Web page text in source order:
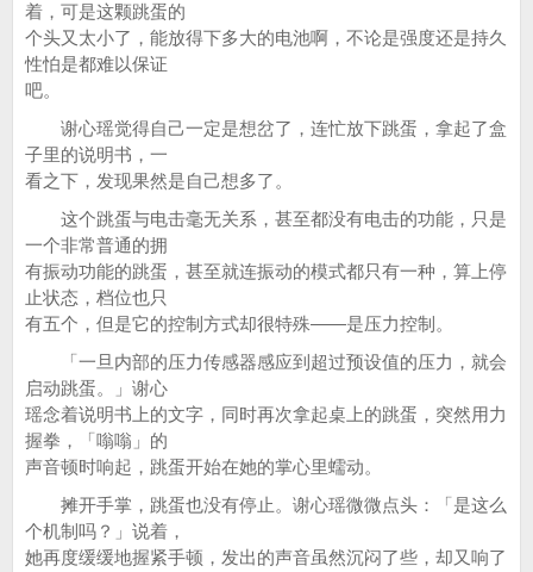
着，可是这颗跳蛋的
个头又太小了，能放得下多大的电池啊，不论是强度还是持久
性怕是都难以保证
吧。
谢心瑶觉得自己一定是想岔了，连忙放下跳蛋，拿起了盒
子里的说明书，一
看之下，发现果然是自己想多了。
这个跳蛋与电击毫无关系，甚至都没有电击的功能，只是
一个非常普通的拥
有振动功能的跳蛋，甚至就连振动的模式都只有一种，算上停
止状态，档位也只
有五个，但是它的控制方式却很特殊——是压力控制。
「一旦内部的压力传感器感应到超过预设值的压力，就会
启动跳蛋。」谢心
瑶念着说明书上的文字，同时再次拿起桌上的跳蛋，突然用力
握拳，「嗡嗡」的
声音顿时响起，跳蛋开始在她的掌心里蠕动。
摊开手掌，跳蛋也没有停止。谢心瑶微微点头：「是这么
个机制吗？」说着，
她再度缓缓地握紧手顿，发出的声音虽然沉闷了些，却又响了